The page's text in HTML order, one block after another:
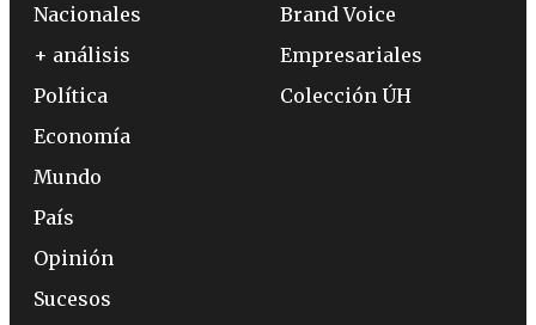
Nacionales
+ análisis
Política
Economía
Mundo
País
Opinión
Sucesos
Brand Voice
Empresariales
Colección ÚH